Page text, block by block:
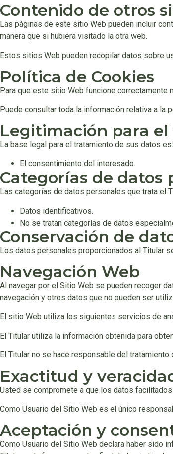
Contenido de otros
Las páginas de este sitio Web pueden incluir
manera que si hubiera visitado la otra web.
Estos sitios Web pueden recopilar datos sobre
Política de Cookies
Para que este sitio Web funcione correctamente
Puede consultar toda la información relativa a la
Legitimación para
La base legal para el tratamiento de sus datos es:
El consentimiento del interesado.
Categorías de datos
Las categorías de datos personales que trata el
Datos identificativos.
No se tratan categorías de datos
Conservación de
Los datos personales proporcionados al Titular
Navegación Web
Al navegar por el Sitio Web se pueden recoger
navegación y otros datos que no pueden ser
El sitio Web utiliza los siguientes servicios de
El Titular utiliza la información obtenida para
El Titular no se hace responsable del
Exactitud y
Usted se compromete a que los datos
Como Usuario del Sitio Web es el único
Aceptación y
Como Usuario del Sitio Web declara haber sido